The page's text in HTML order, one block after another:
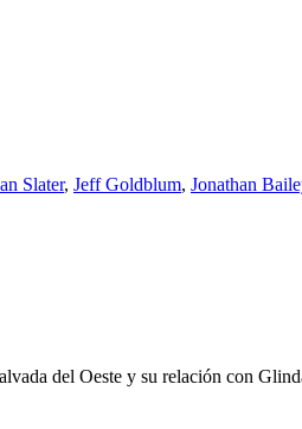
Slater, Jeff Goldblum, Jonathan
del Oeste y su relación con